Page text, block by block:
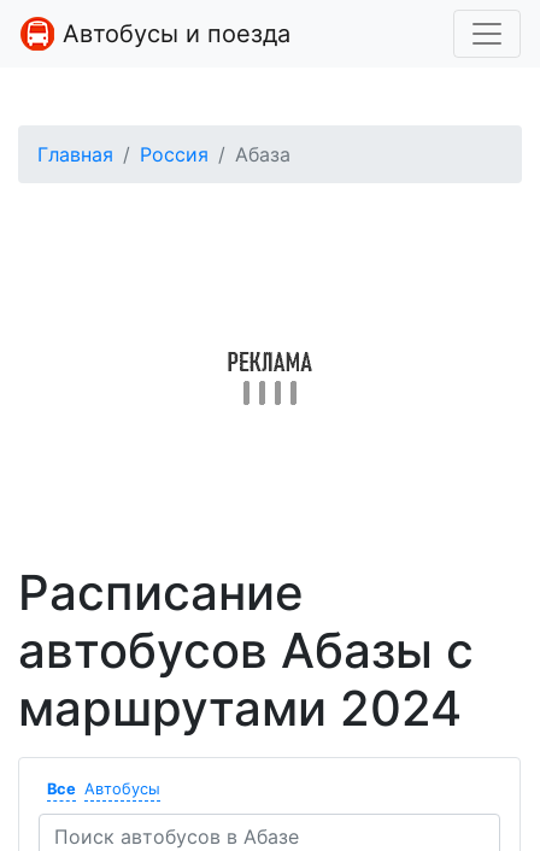
Автобусы и поезда
Главная Россия Абаза
Расписание
автобусов Абазы с
маршрутами 2024
Все Автобусы